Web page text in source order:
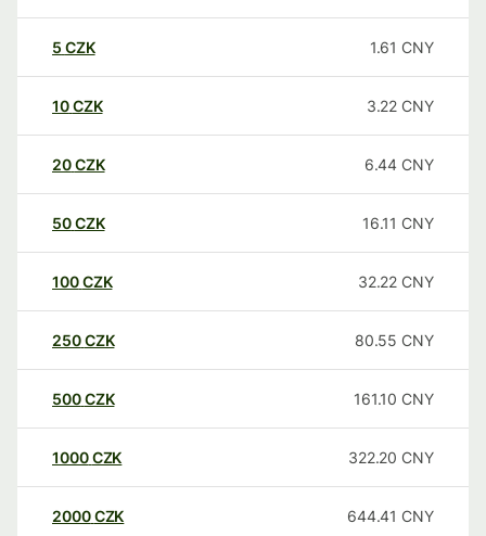
5 CZK 1.61 CNY
10CZK 3.22 CNY
20CZK 6.44 CNY
50CZK 16.11 CNY
100CZK 32.22 CNY
250CZK 80.55 CNY
500CZK 161.10 CNY
1000CZK 322.20 CNY
2000CZK 644.41 CNY